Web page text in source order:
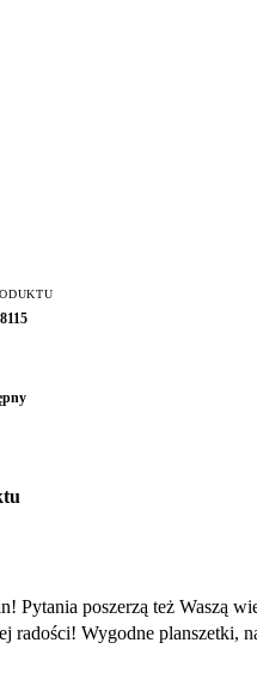
poszerzą też Waszą
Wygodne planszetki,